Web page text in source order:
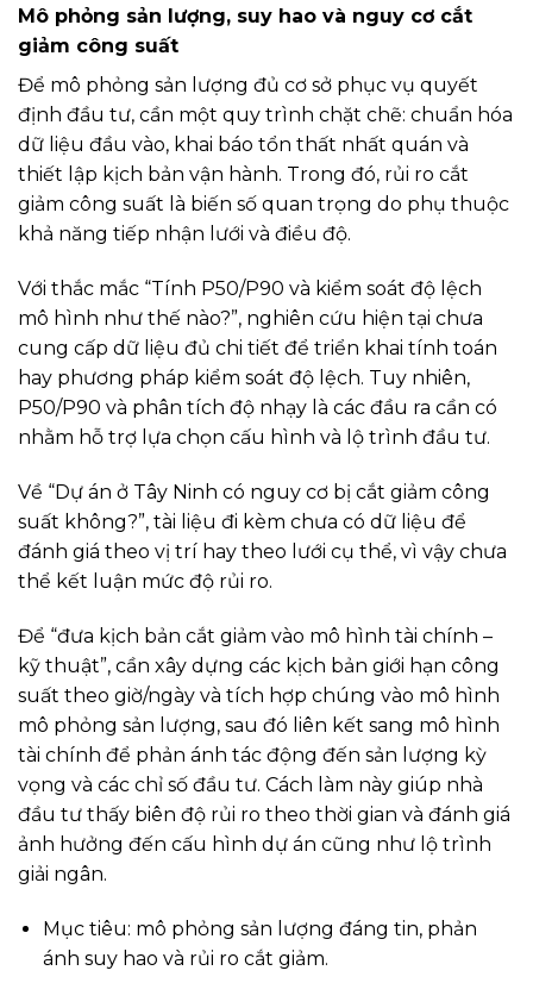
Mô phỏng sản lượng, suy hao và nguy cơ cắt
giảm công suất
Để mô phỏng sản lượng đủ cơ sở phục vụ quyết
định đầu tư, cần một quy trình chặt chẽ: chuẩn hóa
dữ liệu đầu vào, khai báo tổn thất nhất quán và
thiết lập kịch bản vận hành. Trong đó, rủi ro cắt
giảm công suất là biến số quan trọng do phụ thuộc
khả năng tiếp nhận lưới và điều độ.
Với thắc mắc “Tính P50/P90 và kiểm soát độ lệch
mô hình như thế nào?”, nghiên cứu hiện tại chưa
cung cấp dữ liệu đủ chi tiết để triển khai tính toán
hay phương pháp kiểm soát độ lệch. Tuy nhiên,
P50/P90 và phân tích độ nhạy là các đầu ra cần có
nhằm hỗ trợ lựa chọn cấu hình và lộ trình đầu tư.
Về “Dự án ở Tây Ninh có nguy cơ bị cắt giảm công
suất không?”, tài liệu đi kèm chưa có dữ liệu để
đánh giá theo vị trí hay theo lưới cụ thể, vì vậy chưa
thể kết luận mức độ rủi ro.
Để “đưa kịch bản cắt giảm vào mô hình tài chính –
kỹ thuật”, cần xây dựng các kịch bản giới hạn công
suất theo giờ/ngày và tích hợp chúng vào mô hình
mô phỏng sản lượng, sau đó liên kết sang mô hình
tài chính để phản ánh tác động đến sản lượng kỳ
vọng và các chỉ số đầu tư. Cách làm này giúp nhà
đầu tư thấy biên độ rủi ro theo thời gian và đánh giá
ảnh hưởng đến cấu hình dự án cũng như lộ trình
giải ngân.
Mục tiêu: mô phỏng sản lượng đáng tin, phản
ánh suy hao và rủi ro cắt giảm.